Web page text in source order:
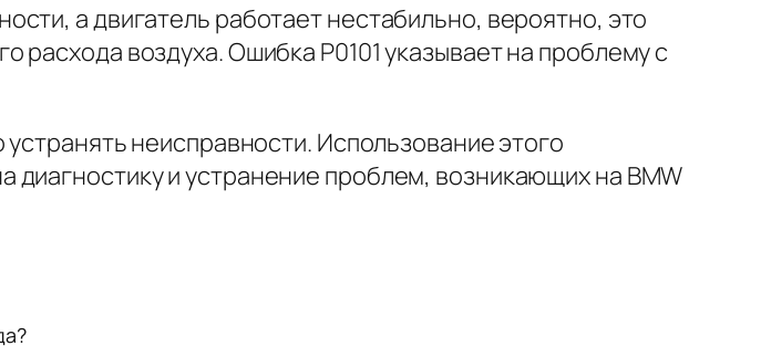
а двигатель работает нестабильно, вероятно, это
расхода воздуха. Ошибка P0101 указывает на проблему с
неисправности. Использование этого
и устранение проблем, возникающих на BMW